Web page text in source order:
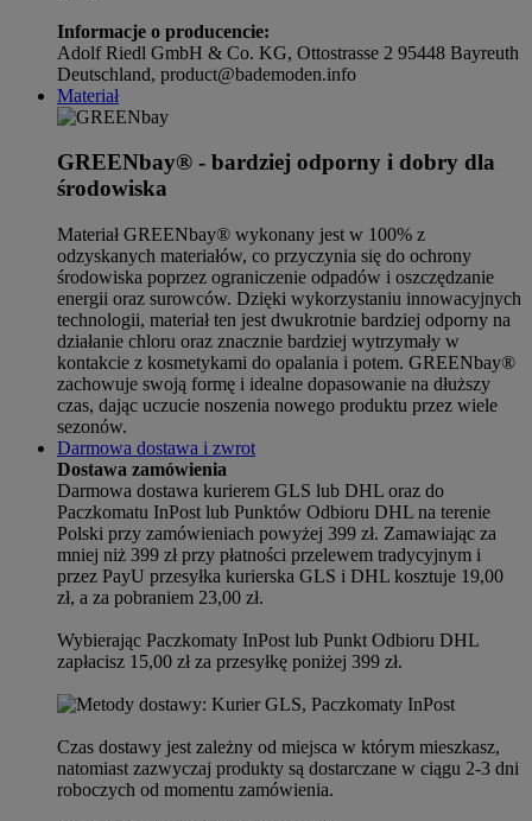
Informacje o producencie:
Adolf Riedl GmbH & Co. KG, Ottostrasse 2 95448 Bayreuth
Deutschland, product@bademoden.info
Materiał
GREENbay® - bardziej odporny i dobry dla
środowiska
Materiał GREENbay® wykonany jest w 100% z
odzyskanych materiałów, co przyczynia się do ochrony
środowiska poprzez ograniczenie odpadów i oszczędzanie
energii oraz surowców. Dzięki wykorzystaniu innowacyjnych
technologii, materiał ten jest dwukrotnie bardziej odporny na
działanie chloru oraz znacznie bardziej wytrzymały w
kontakcie z kosmetykami do opalania i potem. GREENbay®
zachowuje swoją formę i idealne dopasowanie na dłuższy
czas, dając uczucie noszenia nowego produktu przez wiele
sezonów.
Darmowa dostawa i zwrot
Dostawa zamówienia
Darmowa dostawa kurierem GLS lub DHL oraz do
Paczkomatu InPost lub Punktów Odbioru DHL na terenie
Polski przy zamówieniach powyżej 399 zł. Zamawiając za
mniej niż 399 zł przy płatności przelewem tradycyjnym i
przez PayU przesyłka kurierska GLS i DHL kosztuje 19,00
zł, a za pobraniem 23,00 zł.
Wybierając Paczkomaty InPost lub Punkt Odbioru DHL
zapłacisz 15,00 zł za przesyłkę poniżej 399 zł.
Czas dostawy jest zależny od miejsca w którym mieszkasz,
natomiast zazwyczaj produkty są dostarczane w ciągu 2-3 dni
roboczych od momentu zamówienia.